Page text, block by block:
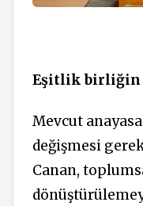
Eşitlik birliğin
Mevcut
değişmesi
Canan,